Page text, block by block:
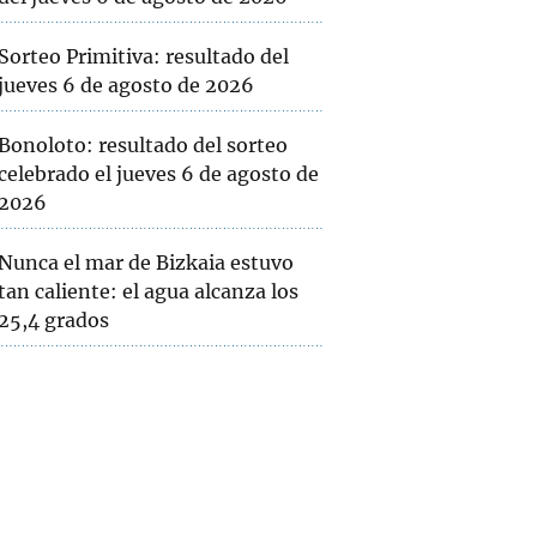
Sorteo Primitiva: resultado del
6 de agosto de 2026
resultado del sorteo
el jueves 6 de agosto de
el mar de Bizkaia estuvo
caliente: el agua alcanza los
grados